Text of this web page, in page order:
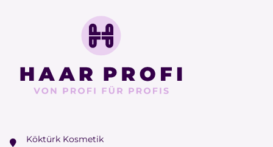
Köktürk Kosmetik